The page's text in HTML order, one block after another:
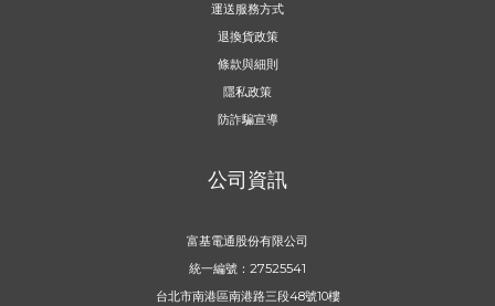
運送服務方式
退換貨政策
條款與細則
隱私政策
防詐騙宣導
公司資訊
富基電通股份有限公司
統一編號：27525541
台北市南港區南港路三段48號10樓